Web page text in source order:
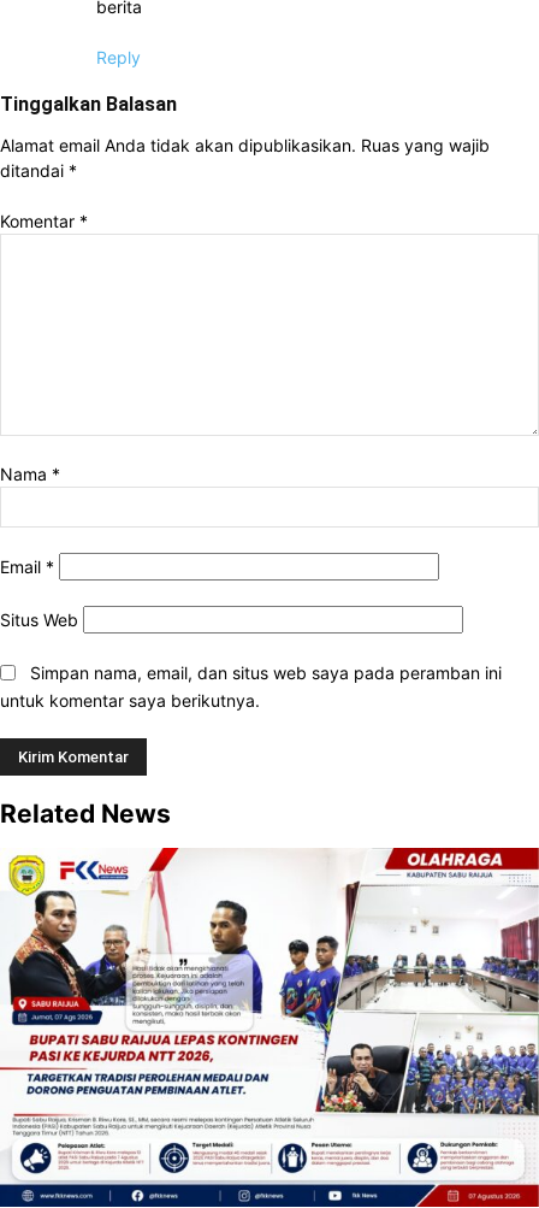
berita
Reply
Tinggalkan Balasan
Alamat email Anda tidak akan dipublikasikan. Ruas yang wajib
ditandai *
Komentar *
Nama *
Email *
Situs Web
Simpan nama, email, dan situs web saya pada peramban ini
untuk komentar saya berikutnya.
Related News